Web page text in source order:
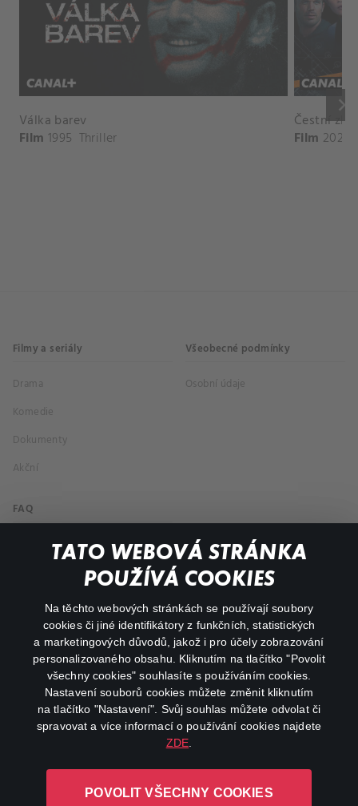
TATO WEBOVÁ STRÁNKA
POUŽÍVÁ COOKIES
Na těchto webových stránkách se používají soubory
cookies či jiné identifikátory z funkčních, statistických
a marketingových důvodů, jakož i pro účely zobrazování
personalizovaného obsahu. Kliknutím na tlačítko "Povolit
všechny cookies" souhlasíte s používáním cookies.
Nastavení souborů cookies můžete změnit kliknutím
na tlačítko "Nastavení". Svůj souhlas můžete odvolat či
spravovat a více informací o používání cookies najdete
ZDE
POVOLIT VŠECHNY COOKIES
keyboard_arrow_right
Válka barev
Film 1995 Thriller
Čestní
Film 2023
Filmy a seriály
Drama
Komedie
Dokumenty
Akční
Všeobecné podmínky
Osobní údaje
FAQ
Můj účet
Důležité odkazy
facebookinstagram
youtube
L-1246 Luxembourg R.C.S.